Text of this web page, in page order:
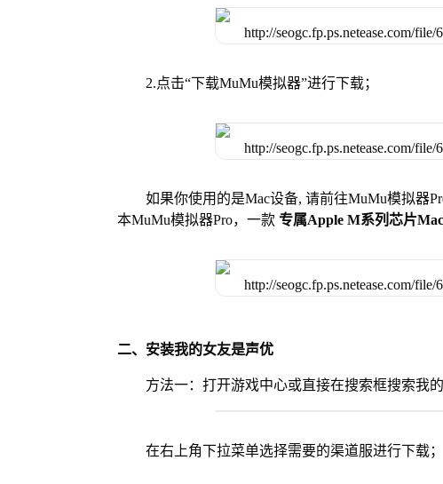
2.点击“下载MuMu模拟器”进行下载；
如果你使用的是Mac设备, 请前往MuMu模拟器
本MuMu模拟器Pro，一款 专属Apple M系列芯片
二、安装我的女友是声优
方法一：打开游戏中心或直接在搜索框搜索我的
在右上角下拉菜单选择需要的渠道服进行下载；